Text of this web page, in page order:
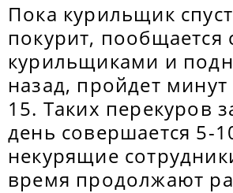
Пока курильщик
покурит, пообщается
курильщиками и
назад, пройдет минут
15. Таких перекуров
день совершается 5-
некурящие
время продолжают